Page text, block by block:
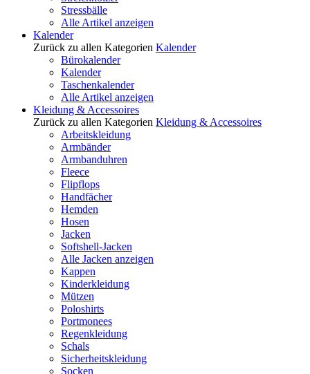
Stressbälle
Alle Artikel anzeigen
Kalender
Zurück zu allen Kategorien Kalender
Bürokalender
Kalender
Taschenkalender
Alle Artikel anzeigen
Kleidung & Accessoires
Zurück zu allen Kategorien Kleidung & Accessoires
Arbeitskleidung
Armbänder
Armbanduhren
Fleece
Flipflops
Handfächer
Hemden
Hosen
Jacken
Softshell-Jacken
Alle Jacken anzeigen
Kappen
Kinderkleidung
Mützen
Poloshirts
Portmonees
Regenkleidung
Schals
Sicherheitskleidung
Socken